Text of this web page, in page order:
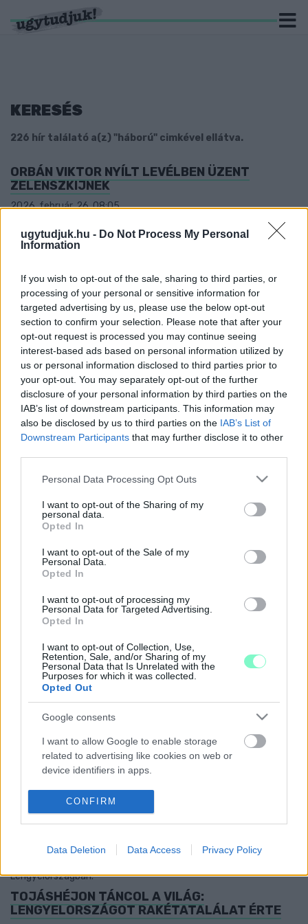
ugytudjuk.hu - Do Not Process My Personal
Information
If you wish to opt-out of the sale, sharing to third parties, or
processing of your personal or sensitive information for
targeted advertising by us, please use the below opt-out
section to confirm your selection. Please note that after your
opt-out request is processed you may continue seeing
interest-based ads based on personal information utilized by
us or personal information disclosed to third parties prior to
your opt-out. You may separately opt-out of the further
disclosure of your personal information by third parties on the
IAB’s list of downstream participants. This information may
also be disclosed by us to third parties on the IAB’s List of
Downstream Participants that may further disclose it to other
Please note that this website/app uses one or more Google
not limited to your visit or usage behaviour. You may click to
grant or deny consent to Google and its third-party tags to
use your data for below specified purposes in below Google
consent section.
Personal Data Processing Opt Outs
I want to opt-out of the Sharing of my
personal data.
Opted In
I want to opt-out of the Sale of my
Personal Data.
Opted In
I want to opt-out of processing my
Personal Data for Targeted Advertising.
Opted In
I want to opt-out of Collection, Use,
Retention, Sale, and/or Sharing of my
Personal Data that Is Unrelated with the
Purposes for which it was collected.
Opted Out
Google consents
I want to allow Google to enable storage
related to advertising like cookies on web or
device identifiers in apps.
I want to allow my user data to be sent to
Google for online advertising purposes.
personalized advertising.
I want to allow Google to enable storage
related to analytics like cookies on web or
device identifiers in apps.
CONFIRM
Data Deletion Data Access Privacy Policy
KERESÉS
226 hír találató a(z) "háború" cimkével ellátva.
ORBÁN VIKTOR NYÍLT LEVÉLBEN ÜZENT
ZELENSZKIJNEK
2026. február. 26. 08:05
kőolajvezeték lezárása áll a miniszterelnök bírálatának
középpontjában.
MÁR AZ ÜGYFÉLKAPUN IS RIOGATJÁK A
NYUGDÍJASOKAT
2025. december. 22. 16:29
Félelem és reszketés, most épp Fónagy Jánossal.
IZRAEL VISSZASZEREZTE AZ ELLENŐRZÉST A
GÁZAI ÖVEZET KÖRÜLI TELEPÜLÉSEKEN
2023. október. 09. 13:24
Az izraeli hadsereg megostromolja a Gázai övezetet –
jelentette be a védelmi miniszter.
ELMARAD A KECSKEMÉTI REPÜLŐNAP
Érdekes, hogy pont egy háborúban nincs haditechnikai
bemutató egy NATO tagországban.
SZÁLLTAK FEL AZ UKRÁNOKNAK ÁTADOTT
KATONAI HELIKOPTEREK
Februárban álltak meg a Franciaországból Ukrajnába tartó
helikopterek Győr mellett.
„KÉMBANK”
2023. Április. 19. 15:04
MEGHALT AZ UKRÁN BELÜGYMINISZTER,
MIUTÁN HELIKOPTERE EGY ÓVODÁRA ZUHANT
2023. január. 18. 10:09
Tizenhatan haltak meg a balesetben, köztük legalább két
gyerek.
TIZENNÉGYEZREN ÉRKEZTEK UKRAJNÁBÓL
SZERDÁN
2023. január. 05. 08:18
A LENGYELEK KÖZZÉTETTEK EGY KÉPET A
2022. november. 16. 12:56
Lengyelországban.
TOJÁSHÉJON TÁNCOL A VILÁG:
LENGYELORSZÁGOT RAKÉTATALÁLAT ÉRTE